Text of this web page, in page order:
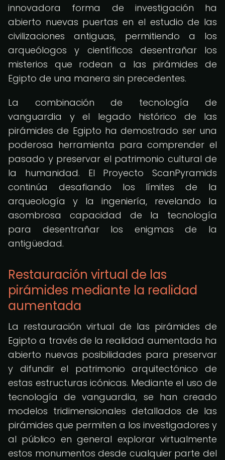
innovadora forma de investigación ha
abierto nuevas puertas en el estudio de las
civilizaciones antiguas, permitiendo a los
arqueólogos y científicos desentrañar los
misterios que rodean a las pirámides de
Egipto de una manera sin precedentes.
La combinación de tecnología de
vanguardia y el legado histórico de las
pirámides de Egipto ha demostrado ser una
poderosa herramienta para comprender el
pasado y preservar el patrimonio cultural de
la humanidad. El Proyecto ScanPyramids
continúa desafiando los límites de la
arqueología y la ingeniería, revelando la
asombrosa capacidad de la tecnología
para desentrañar los enigmas de la
antigüedad.
Restauración virtual de las
pirámides mediante la realidad
aumentada
La restauración virtual de las pirámides de
Egipto a través de la realidad aumentada ha
abierto nuevas posibilidades para preservar
y difundir el patrimonio arquitectónico de
estas estructuras icónicas. Mediante el uso de
tecnología de vanguardia, se han creado
modelos tridimensionales detallados de las
pirámides que permiten a los investigadores y
al público en general explorar virtualmente
estos monumentos desde cualquier parte del